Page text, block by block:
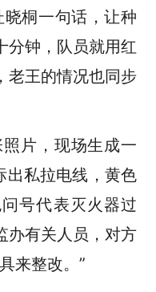
桐一句话，让种
分钟，队员就用红
老王的情况也同步
片，现场生成一
出私拉电线，黄色
号代表灭火器过
办有关人员，对方
来整改。”